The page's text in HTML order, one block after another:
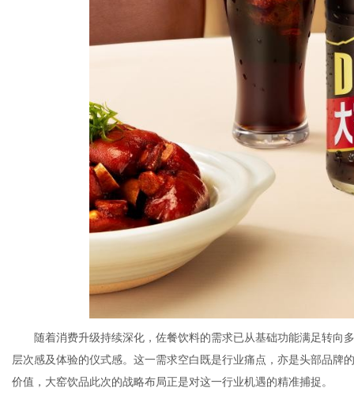
随着消费升级持续深化，佐餐饮料的需求已从基础功能满足转向
层次感及体验的仪式感。这一需求空白既是行业痛点，亦是头部品牌
价值，大窑饮品此次的战略布局正是对这一行业机遇的精准捕捉。